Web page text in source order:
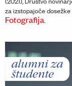
za izstopajoče
Fotografija